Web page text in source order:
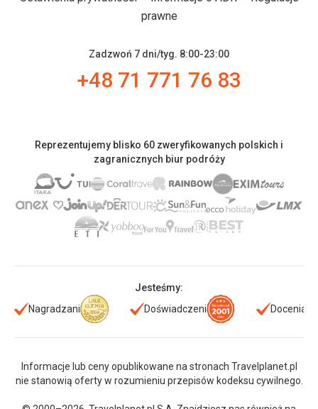
prawne
Zadzwoń 7 dni/tyg. 8:00-23:00
+48 71 771 76 83
Reprezentujemy blisko 60 zweryfikowanych polskich i
zagranicznych biur podróży
Jesteśmy:
Nagradzani
Doświadczeni Doceniani
Informacje lub ceny opublikowane na stronach Travelplanet.pl
nie stanowią oferty w rozumieniu przepisów kodeksu cywilnego.